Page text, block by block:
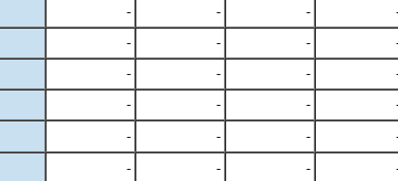
- - -
- - -
- - -
- - -
- - -
- - -